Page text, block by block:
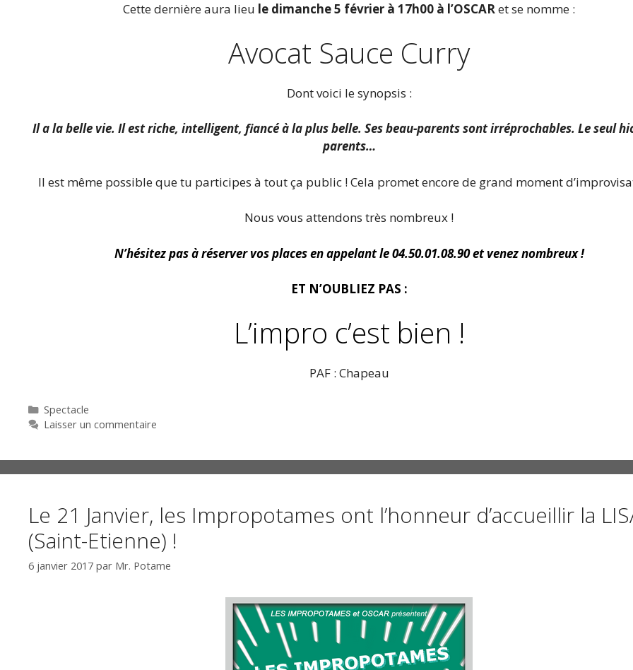
Cette dernière aura lieu le dimanche 5 février à 17h00 à l’OSCARet se nomme :
Avocat Sauce Curry
Dont voici le synopsis :
Il a la belle vie. Il est riche, intelligent, fiancé à la plus belle. Ses beau-parents sont irréprochables. Le seul
parents…
Il est même possible que tu participes à tout ça public ! Cela promet encore de grand moment
Nous vous attendons très nombreux !
N’hésitez pas à réserver vos places en appelant le 04.50.01.08.90 et venez nombreux !
ET N’OUBLIEZ PAS :
L’impro c’est bien !
PAF : Chapeau
Catégories
Spectacle
Laisser un commentaire
Le 21 Janvier, les Impropotames ont l’honneur d’accueillir la
(Saint-Etienne) !
6 janvier 2017 par Mr. Potame